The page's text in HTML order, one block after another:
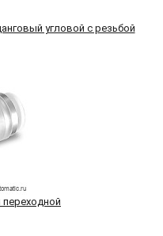
угловой с резьбой
переходной